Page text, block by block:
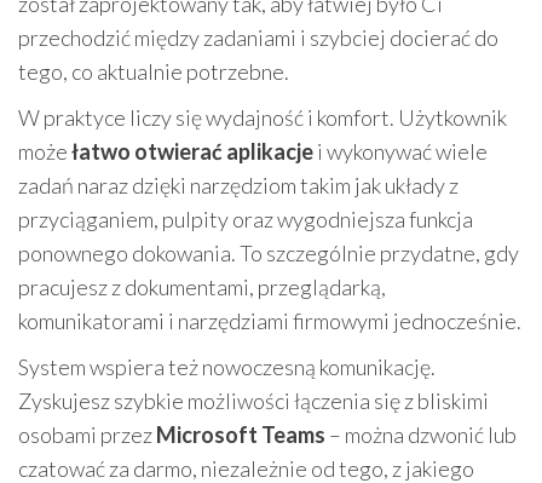
przechodzić między zadaniami i szybciej docierać do
tego, co aktualnie potrzebne.
W praktyce liczy się wydajność i komfort. Użytkownik
możełatwo otwierać aplikacjei wykonywać wiele
zadań naraz dzięki narzędziom takim jak układy z
przyciąganiem, pulpity oraz wygodniejsza funkcja
ponownego dokowania. To szczególnie przydatne, gdy
pracujesz z dokumentami, przeglądarką,
komunikatorami i narzędziami firmowymi jednocześnie.
System wspiera też nowoczesną komunikację.
Zyskujesz szybkie możliwości łączenia się z bliskimi
osobami przezMicrosoft Teams – można dzwonić lub
czatować za darmo, niezależnie od tego, z jakiego